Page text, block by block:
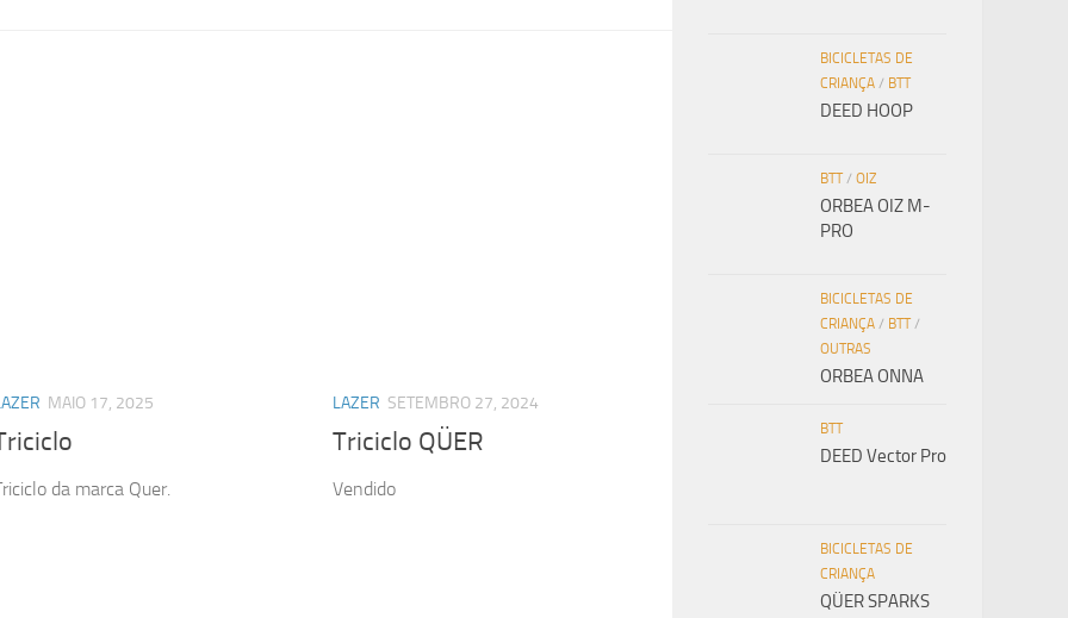
MAIO 17, 2025
da marca Quer.
LAZER SETEMBRO 27, 2024
Triciclo QÜER
Vendido
BICICLETAS DE
CRIANÇA / BTT
DEED HOOP
BTT/ OIZ
ORBEA OIZ M-
PRO
BICICLETAS DE
CRIANÇA / BTT/
OUTRAS
ORBEA ONNA
BTT
DEED Vector Pro
BICICLETAS DE
CRIANÇA
QÜER SPARKS